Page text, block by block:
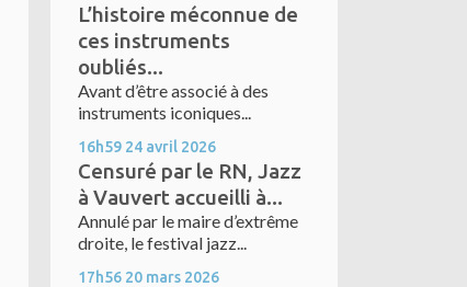
L’histoire méconnue de
ces instruments
oubliés...
Avant d’être associé à des
instruments iconiques...
16h59 24 avril 2026
Censuré par le RN, Jazz
à Vauvert accueilli à...
Annulé par le maire d’extrême
droite, le festival jazz...
17h56 20 mars 2026